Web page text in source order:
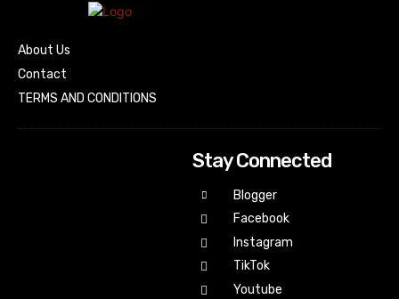
About Us
Contact
TERMS AND CONDITIONS
Stay Connected
Blogger
Facebook
Instagram
TikTok
Youtube